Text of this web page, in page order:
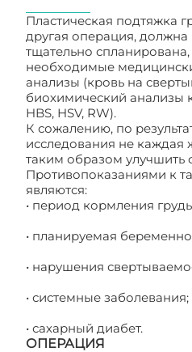
Пластическая подтяжка
другая операция, должна
тщательно
необходимые
анализы (кровь на
биохимический анализы
HBS, HSV, RW).
К сожалению, по
исследования не
таким образом улучшить
Противопоказаниями к
являются:
• период кормления
• планируемая
• нарушения
• системные заболевания;
• сахарный диабет.
ОПЕРАЦИЯ